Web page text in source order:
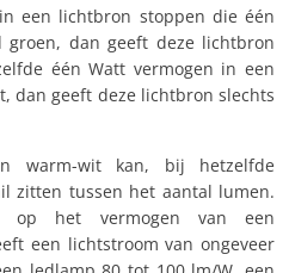
een lichtbron stoppen die één
dan geeft deze lichtbron
één Watt vermogen in een
dan geeft deze lichtbron slechts
warm-wit kan, bij hetzelfde
zitten tussen het aantal lumen.
op het vermogen van een
een lichtstroom van ongeveer